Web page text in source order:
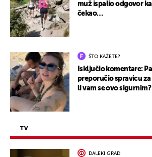
muž ispalio odgovor
čekao…
ŠTO KAŽETE?
Isključio komentare:
preporučio spravicu za
li vam se ovo sigurnim?
TV
DALEKI GRAD